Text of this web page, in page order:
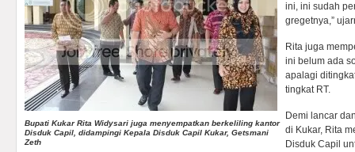
Bupati Kukar Rita Widysari juga menyempatkan berkeliling kantor
Disduk Capil, didampingi Kepala Disduk Capil Kukar, Getsmani
Zeth
ini, ini sudah
gregetnya,”
Rita juga
ini belum ada
apalagi
tingkat RT.
Demi lancar
di Kukar, Rita
Disduk Capil